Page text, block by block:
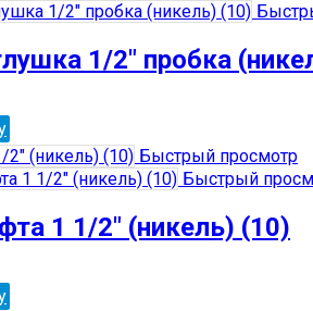
1/2″ пробка
Быстрый просмотр
Быстрый
1 1/2″ (никель) (10)